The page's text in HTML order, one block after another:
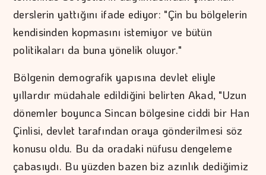
derslerin yattığını ifade ediyor: "Çin bu bölgelerin
kendisinden kopmasını istemiyor ve bütün
politikaları da buna yönelik oluyor."
Bölgenin demografik yapısına devlet eliyle
yıllardır müdahale edildiğini belirten Akad, "Uzun
dönemler boyunca Sincan bölgesine ciddi bir Han
Çinlisi, devlet tarafından oraya gönderilmesi söz
konusu oldu. Bu da oradaki nüfusu dengeleme
çabasıydı. Bu yüzden bazen biz azınlık dediğimiz